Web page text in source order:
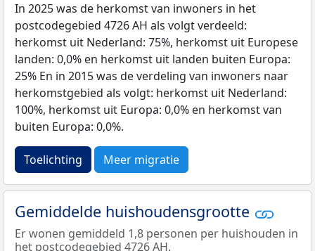
In 2025 was de herkomst van inwoners in het
postcodegebied 4726 AH als volgt verdeeld:
herkomst uit Nederland: 75%, herkomst uit Europese
landen: 0,0% en herkomst uit landen buiten Europa:
25% En in 2015 was de verdeling van inwoners naar
herkomstgebied als volgt: herkomst uit Nederland:
100%, herkomst uit Europa: 0,0% en herkomst van
buiten Europa: 0,0%.
Toelichting Meer migratie
Gemiddelde huishoudensgrootte
Er wonen gemiddeld 1,8 personen per huishouden in
het postcodegebied 4726 AH.